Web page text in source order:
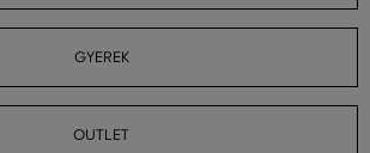
GYEREK
OUTLET